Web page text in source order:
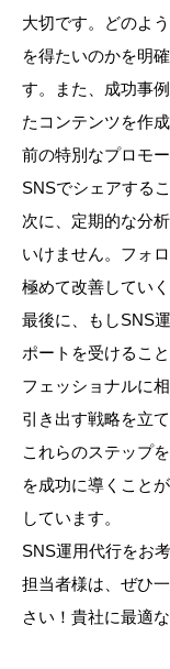
大切です。どのよ
を得たいのかを明
す。また、成功事
たコンテンツを作
前の特別なプロモ
SNSでシェアする
次に、定期的な分
いけません。フォ
極めて改善してい
最後に、もしSNS
ポートを受けるこ
フェッショナルに
引き出す戦略を立
これらのステップ
を成功に導くこと
しています。
SNS運用代行をお
担当者様は、ぜひ
さい！貴社に最適